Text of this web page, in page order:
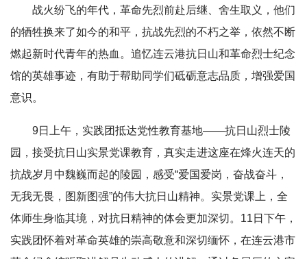
战火纷飞的年代，革命先烈前赴后继、舍生取义，他们
的牺牲换来了如今的和平，抗战先烈的不朽之举，依然不断
燃起新时代青年的热血。追忆连云港抗日山和革命烈士纪念
馆的英雄事迹，有助于帮助同学们砥砺意志品质，增强爱国
意识。
9日上午，实践团抵达党性教育基地——抗日山烈士陵
园，接受抗日山实景党课教育，真实走进这座在烽火连天的
抗战岁月中魏巍而起的陵园，感受“爱国爱岗，奋战奋斗，
无我无畏，图新图强”的伟大抗日山精神。实景党课上，全
体师生身临其境，对抗日精神的体会更加深切。11日下午，
实践团怀着对革命英雄的崇高敬意和深切缅怀，在连云港市